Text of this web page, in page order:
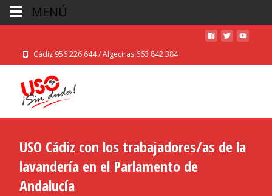
Cádiz 956 226 644 / Algeciras 663 842 384
USO Cádiz con los trabajadores/as de la
lavandería en el Parlamento de
Andalucía
MENÚ